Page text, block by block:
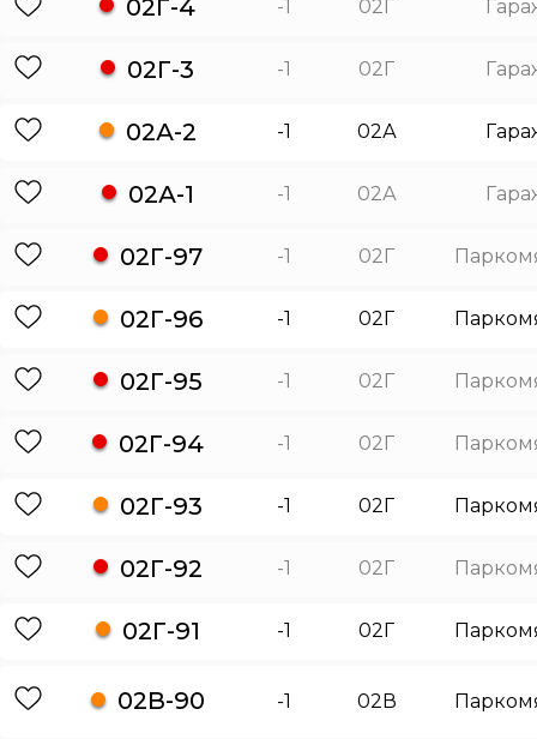
02Г-4 -1 02Г
02Г-3 -1 02Г
02А-2 -1 02А
02А-1 -1 02А
02Г-97 -1 02Г
02Г-96 -1 02Г
02Г-95 -1 02Г
02Г-94 -1 02Г
02Г-93 -1 02Г
02Г-92 -1 02Г
02Г-91 -1 02Г
02В-90 -1 02В